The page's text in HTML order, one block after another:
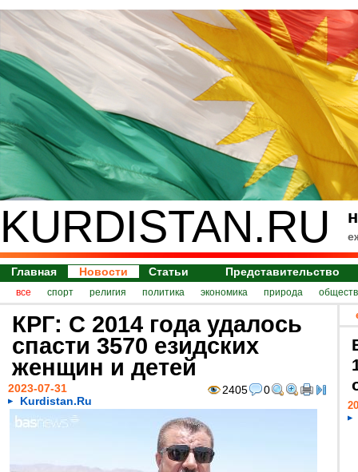
KURDISTAN.RU
Главная Новости Статьи Представительство
все спорт религия политика экономика природа
КРГ: С 2014 года удалось
спасти 3570 езидских
женщин и детей
2405 0
2023-07-31
Kurdistan.Ru